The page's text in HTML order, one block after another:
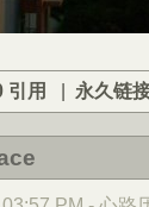
引用 | 永久链